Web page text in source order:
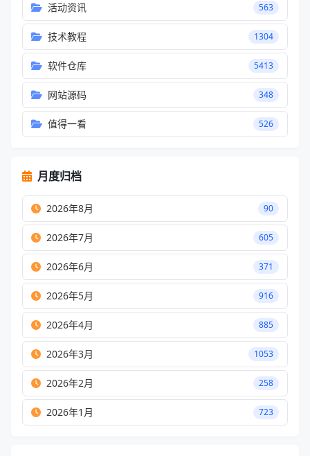
活动资讯 563
技术教程 1304
软件仓库 5413
网站源码 348
值得一看 526
月度归档
2026年8月 90
2026年7月 605
2026年6月 371
2026年5月 916
2026年4月 885
2026年3月 1053
2026年2月 258
2026年1月 723